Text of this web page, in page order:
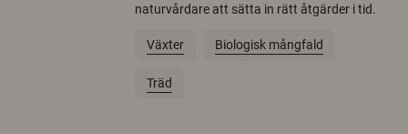
naturvårdare att sätta in rätt åtgärder i tid.
Växter Biologisk mångfald
Träd